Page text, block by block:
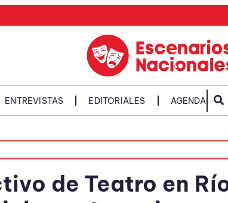
ENTREVISTAS EDITORIALES AGENDA
de Teatro en